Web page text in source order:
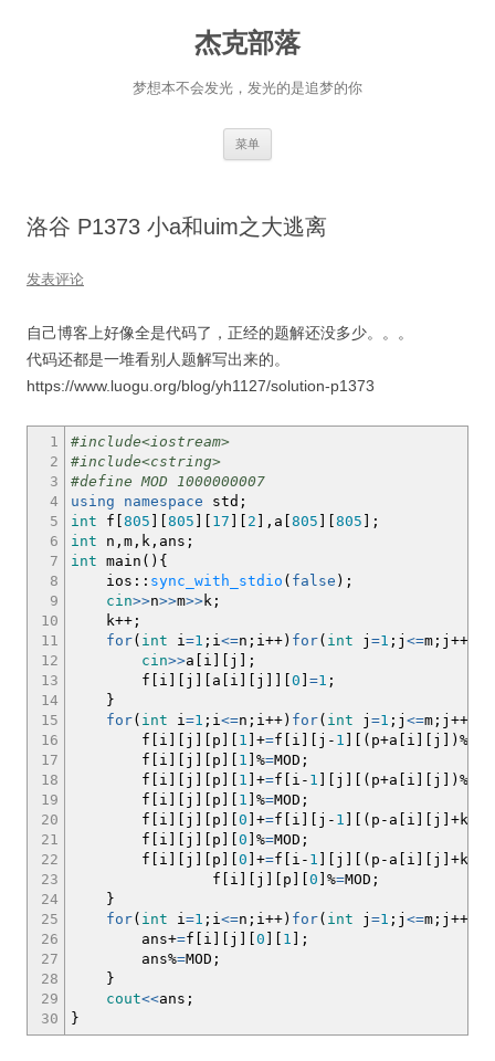
杰克部落
梦想本不会发光，发光的是追梦的你
菜单
洛谷 P1373 小a和uim之大逃离
发表评论
自己博客上好像全是代码了，正经的题解还没多少。。。
代码还都是一堆看别人题解写出来的。
https://www.luogu.org/blog/yh1127/solution-p1373
1
2
3
4
5
6
7
8
9
10
11
12
13
14
15
16
17
18
19
20
21
22
23
24
25
26
27
28
29
30
#include<iostream>
#include<cstring>
#define MOD 1000000007
using
namespace std ;
int f 805 805 17 2 ,a 805 805
;
int n,m,k,ans ;
int main ( ) {
ios :: sync_with_stdio ( false ) ;
cin>>n>>m>>k ;
k++ ;
for( int i=1 ; i<=n ; i++) for( int j =1 ; j <=m ; j ++
cin>>a i j
;
f
i j a i j 0 =1 ;
}
for( int i=1 ; i<=n ; i++) for( int j =1 ; j <=m ; j ++
f
i j p 1 +=f i j - 1 ( p+a i j ) %
f
i j p 1 %=MOD ;
f
i j p 1 +=f i - 1 j ( p+a i j ) %
f
i j p 1 %=MOD ;
f
i j p 0 +=f i j - 1 ( p - a i j +k
f
i j p 0 %=MOD ;
f
i j p 0 +=f i - 1 j ( p - a i j +k
f
i j p 0 %=MOD ;
}
for( int i=1 ; i<=n ; i++) for( int j =1 ; j <=m ; j ++
ans+=f i j 0 1
;
ans%=MOD ;
}
cout<<ans ;
}